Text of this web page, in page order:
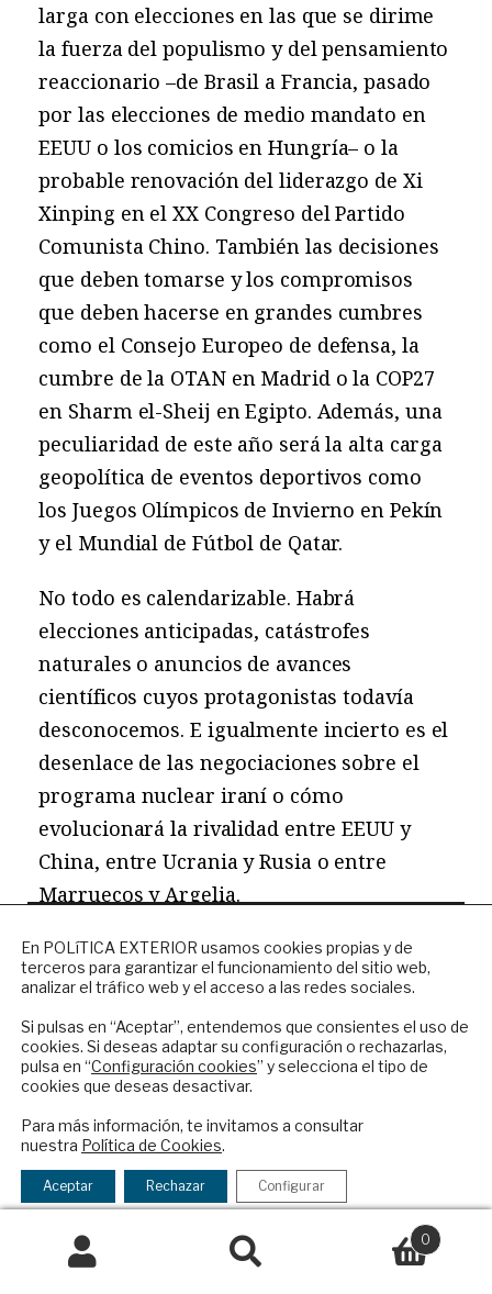
larga con elecciones en las que se dirime
la fuerza del populismo y del pensamiento
reaccionario –de Brasil a Francia, pasado
por las elecciones de medio mandato en
EEUU o los comicios en Hungría– o la
probable renovación del liderazgo de Xi
Xinping en el XX Congreso del Partido
Comunista Chino. También las decisiones
que deben tomarse y los compromisos
que deben hacerse en grandes cumbres
como el Consejo Europeo de defensa, la
cumbre de la OTAN en Madrid o la COP27
en Sharm el-Sheij en Egipto. Además, una
peculiaridad de este año será la alta carga
geopolítica de eventos deportivos como
los Juegos Olímpicos de Invierno en Pekín
y el Mundial de Fútbol de Qatar.
No todo es calendarizable. Habrá
elecciones anticipadas, catástrofes
naturales o anuncios de avances
científicos cuyos protagonistas todavía
desconocemos. E igualmente incierto es el
desenlace de las negociaciones sobre el
programa nuclear iraní o cómo
evolucionará la rivalidad entre EEUU y
China, entre Ucrania y Rusia o entre
Marruecos y Argelia.
El riesgo de fijarnos solo en este tipo de
momentos es que nuestra mirada a la
agenda internacional sea excesivamente
controplacista y con insuficiente capacidad
anticipatoria. Para comprender cuáles son
las fuerzas que mueven la agenda
internacional, también debemos prestar
atención al aumento de las desigualdades,
la carrera armamentística global, el
desplazamiento del centro gravitatorio 0
En POLíTICA EXTERIOR usamos cookies propias y de
terceros para garantizar el funcionamiento del sitio web,
analizar el tráfico web y el acceso a las redes sociales.
Si pulsas en “Aceptar”, entendemos que consientes el uso de
cookies. Si deseas adaptar su configuración o rechazarlas,
pulsa en “Configuración cookies” y selecciona el tipo de
cookies que deseas desactivar.
Para más información, te invitamos a consultar
nuestra Política de Cookies.
Aceptar Rechazar Configurar
NEWSLETTER
Suscríbase a nuestro boletín electrónico y
reciba en su correo el mejor análisis
internacional en español.
política de privacidad